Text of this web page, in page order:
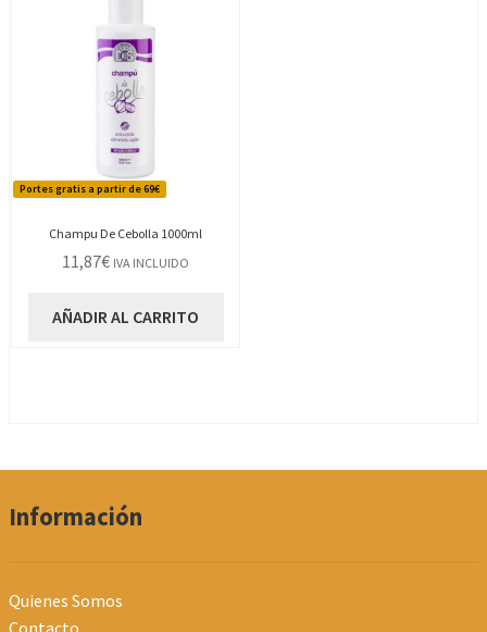
Portes gratis a partir de 69€
Champu De Cebolla 1000ml
11,87€ IVA INCLUIDO
AÑADIR AL CARRITO
Información
Quienes Somos
Contacto